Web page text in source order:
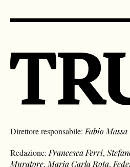
Direttore responsabile: Fabio Massa
Redazione: Francesca Ferri,
Muratore, Maria Carla Rota,